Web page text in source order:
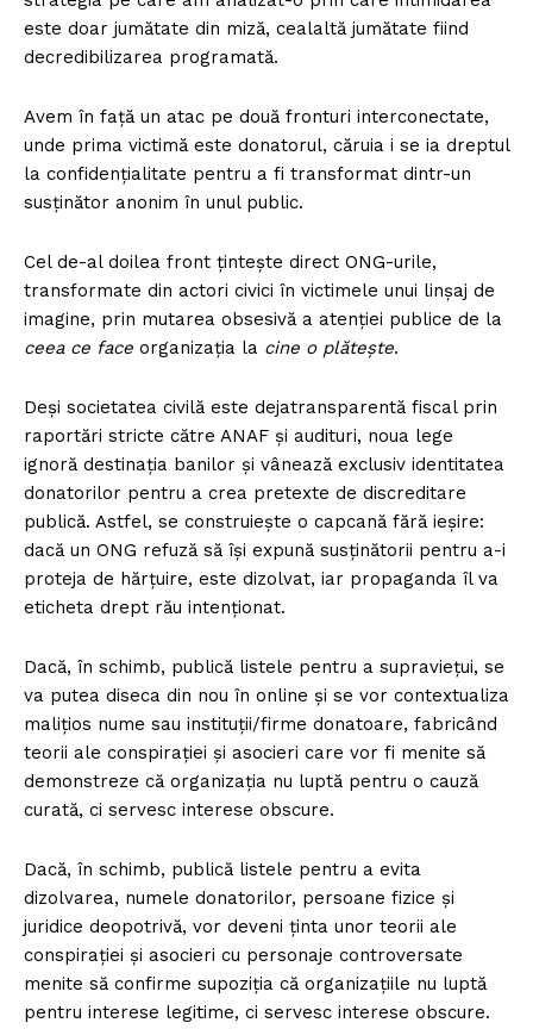
Un proiect
FREEDOM HOUSE ROMÂNIA
PRESShub
Proiecte editoriale
Rețea
Contact
este doar jumătate din miză, cealaltă jumătate fiind
decredibilizarea programată.
Avem în față un atac pe două fronturi interconectate,
unde prima victimă este donatorul, căruia i se ia dreptul
la confidențialitate pentru a fi transformat dintr-un
susținător anonim în unul public.
Cel de-al doilea front țintește direct ONG-urile,
transformate din actori civici în victimele unui linșaj de
imagine, prin mutarea obsesivă a atenției publice de la
ceea ce face organizația la cine o plătește.
Deși societatea civilă este dejatransparentă fiscal prin
raportări stricte către ANAF și audituri, noua lege
ignoră destinația banilor și vânează exclusiv identitatea
donatorilor pentru a crea pretexte de discreditare
publică. Astfel, se construiește o capcană fără ieșire:
dacă un ONG refuză să își expună susținătorii pentru a-i
proteja de hărțuire, este dizolvat, iar propaganda îl va
eticheta drept rău intenționat.
Dacă, în schimb, publică listele pentru a supraviețui, se
va putea diseca din nou în online și se vor contextualiza
malițios nume sau instituții/firme donatoare, fabricând
teorii ale conspirației și asocieri care vor fi menite să
demonstreze că organizația nu luptă pentru o cauză
curată, ci servesc interese obscure.
Dacă, în schimb, publică listele pentru a evita
dizolvarea, numele donatorilor, persoane fizice și
juridice deopotrivă, vor deveni ținta unor teorii ale
conspirației și asocieri cu personaje controversate
menite să confirme supoziția că organizațiile nu luptă
pentru interese legitime, ci servesc interese obscure.